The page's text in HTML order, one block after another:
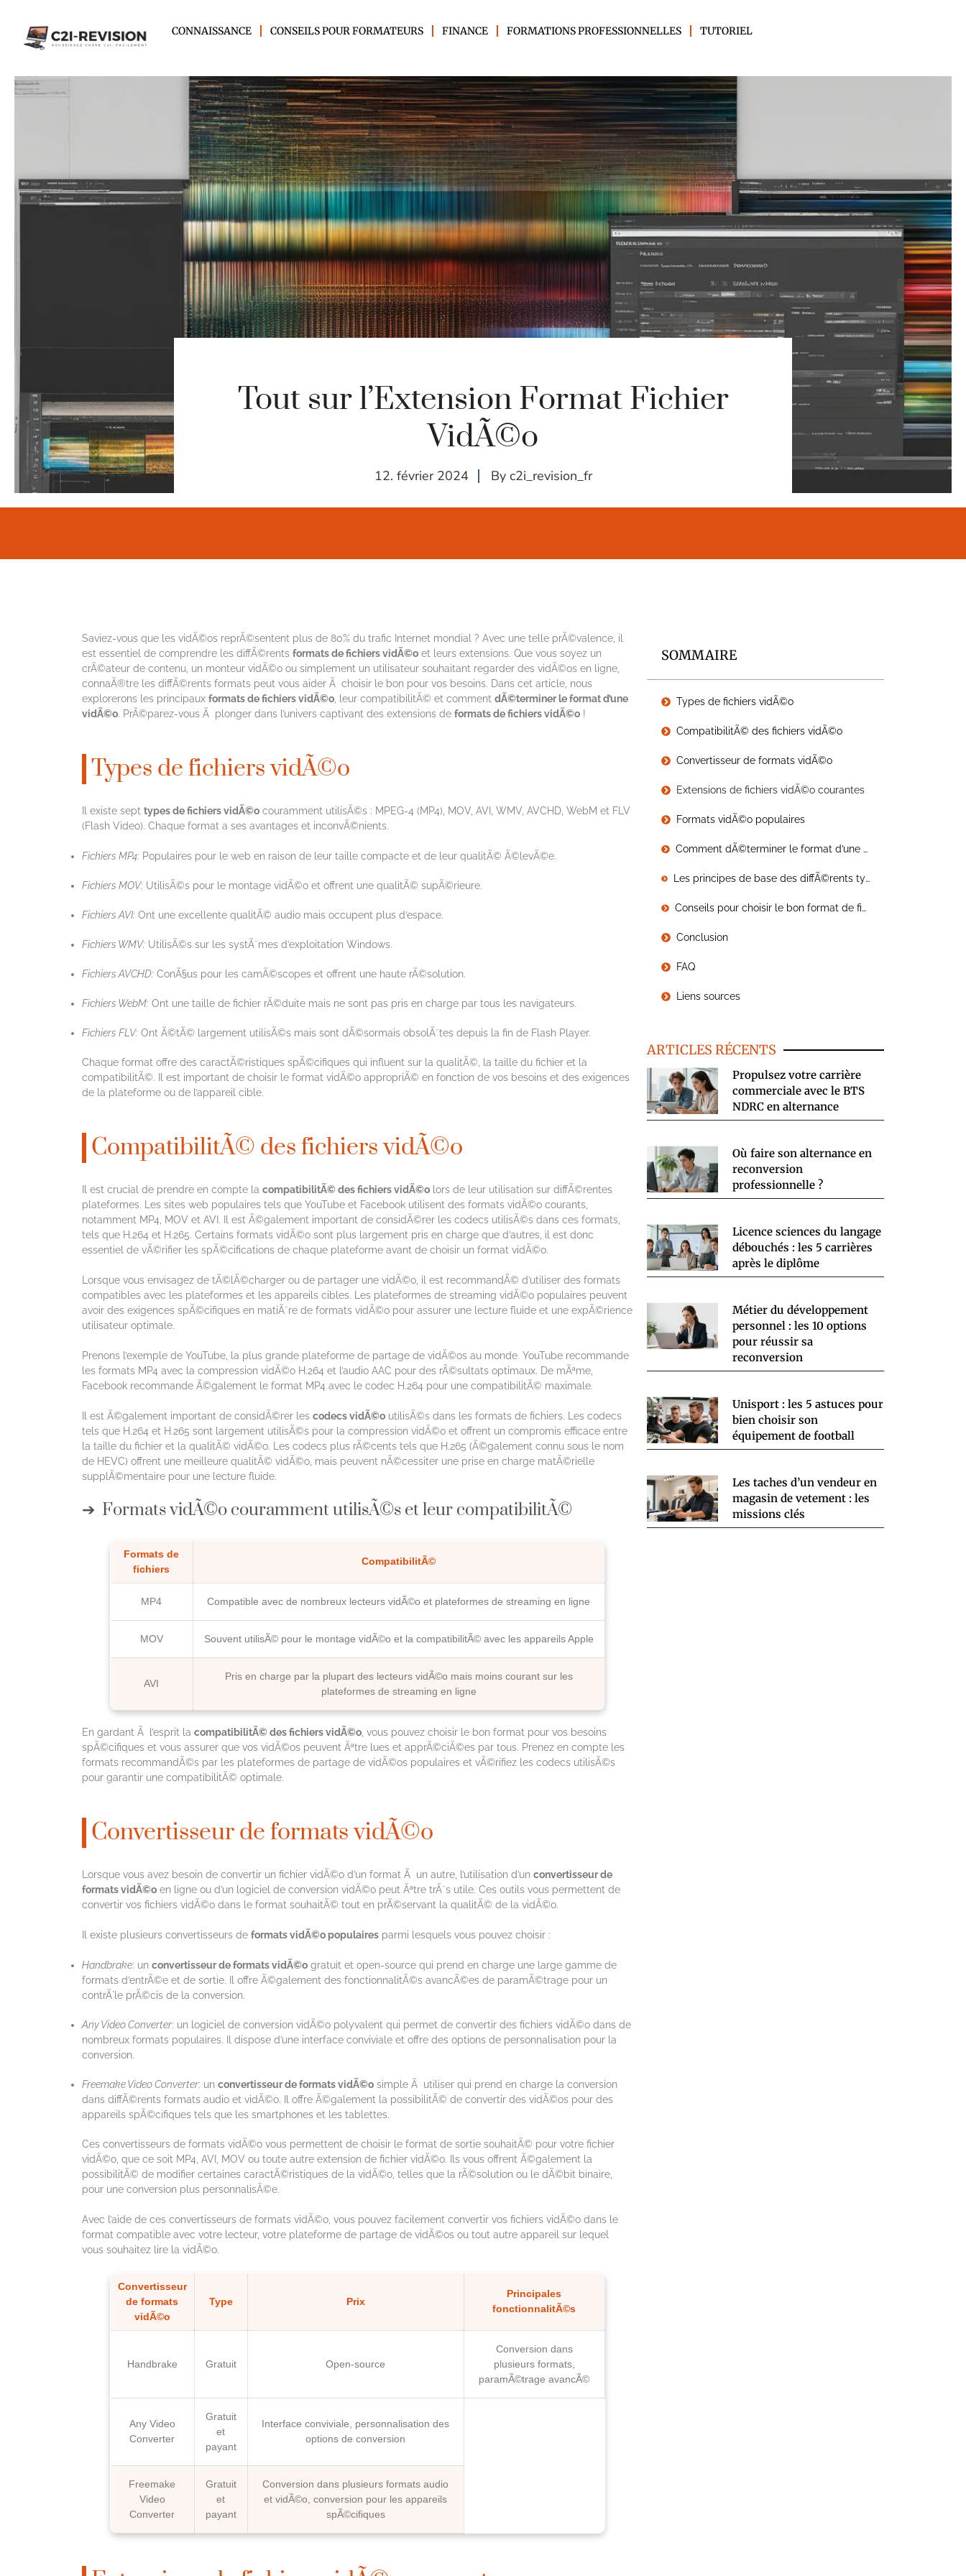
CONNAISSANCE CONSEILS POUR FORMATEURS FINANCE FORMATIONS PROFESSIONNELLES TUTORIEL
Tout sur l’Extension Format Fichier
VidÃ©o
12. février 2024 By c2i_revision_fr
Saviez-vous que les vidÃ©os reprÃ©sentent plus de 80% du trafic Internet mondial ? Avec une telle prÃ©valence, il
est essentiel de comprendre les diffÃ©rents formats de fichiers vidÃ©o et leurs extensions. Que vous soyez un
crÃ©ateur de contenu, un monteur vidÃ©o ou simplement un utilisateur souhaitant regarder des vidÃ©os en ligne,
connaÃ®tre les diffÃ©rents formats peut vous aider Ã choisir le bon pour vos besoins. Dans cet article, nous
explorerons les principaux formats de fichiers vidÃ©o , leur compatibilitÃ© et comment dÃ©terminer le format d’une
vidÃ©o. PrÃ©parez-vous Ã plonger dans l’univers captivant des extensions de formats de fichiers vidÃ©o !
Types de fichiers vidÃ©o
Il existe sept types de fichiers vidÃ©o couramment utilisÃ©s : MPEG-4 (MP4), MOV, AVI, WMV, AVCHD, WebM et FLV
(Flash Video). Chaque format a ses avantages et inconvÃ©nients.
Fichiers MP4: Populaires pour le web en raison de leur taille compacte et de leur qualitÃ© Ã©levÃ©e.
Fichiers MOV: UtilisÃ©s pour le montage vidÃ©o et offrent une qualitÃ© supÃ©rieure.
Fichiers AVI: Ont une excellente qualitÃ© audio mais occupent plus d’espace.
Fichiers WMV: UtilisÃ©s sur les systÃ¨mes d’exploitation Windows.
Fichiers AVCHD: ConÃ§us pour les camÃ©scopes et offrent une haute rÃ©solution.
Fichiers WebM: Ont une taille de fichier rÃ©duite mais ne sont pas pris en charge par tous les navigateurs.
Fichiers FLV: Ont Ã©tÃ© largement utilisÃ©s mais sont dÃ©sormais obsolÃ¨tes depuis la fin de Flash Player.
Chaque format offre des caractÃ©ristiques spÃ©cifiques qui influent sur la qualitÃ©, la taille du fichier et la
compatibilitÃ©. Il est important de choisir le format vidÃ©o appropriÃ© en fonction de vos besoins et des exigences
de la plateforme ou de l’appareil cible.
CompatibilitÃ© des fichiers vidÃ©o
Il est crucial de prendre en compte la compatibilitÃ© des fichiers vidÃ©o lors de leur utilisation sur diffÃ©rentes
plateformes. Les sites web populaires tels que YouTube et Facebook utilisent des formats vidÃ©o courants,
notamment MP4, MOV et AVI. Il est Ã©galement important de considÃ©rer les codecs utilisÃ©s dans ces formats,
tels que H.264 et H.265. Certains formats vidÃ©o sont plus largement pris en charge que d’autres, il est donc
essentiel de vÃ©rifier les spÃ©cifications de chaque plateforme avant de choisir un format vidÃ©o.
Lorsque vous envisagez de tÃ©lÃ©charger ou de partager une vidÃ©o, il est recommandÃ© d’utiliser des formats
compatibles avec les plateformes et les appareils cibles. Les plateformes de streaming vidÃ©o populaires peuvent
avoir des exigences spÃ©cifiques en matiÃ¨re de formats vidÃ©o pour assurer une lecture fluide et une expÃ©rience
utilisateur optimale.
Prenons l’exemple de YouTube, la plus grande plateforme de partage de vidÃ©os au monde. YouTube recommande
les formats MP4 avec la compression vidÃ©o H.264 et l’audio AAC pour des rÃ©sultats optimaux. De mÃªme,
Facebook recommande Ã©galement le format MP4 avec le codec H.264 pour une compatibilitÃ© maximale.
Il est Ã©galement important de considÃ©rer les codecs vidÃ©o utilisÃ©s dans les formats de fichiers. Les codecs
tels que H.264 et H.265 sont largement utilisÃ©s pour la compression vidÃ©o et offrent un compromis efficace entre
la taille du fichier et la qualitÃ© vidÃ©o. Les codecs plus rÃ©cents tels que H.265 (Ã©galement connu sous le nom
de HEVC) offrent une meilleure qualitÃ© vidÃ©o, mais peuvent nÃ©cessiter une prise en charge matÃ©rielle
supplÃ©mentaire pour une lecture fluide.
Formats vidÃ©o couramment utilisÃ©s et leur compatibilitÃ©
Formats de
fichiers
CompatibilitÃ©
MP4 Compatible avec de nombreux lecteurs vidÃ©o et plateformes de streaming en ligne
MOV Souvent utilisÃ© pour le montage vidÃ©o et la compatibilitÃ© avec les appareils Apple
AVI
Pris en charge par la plupart des lecteurs vidÃ©o mais moins courant sur les
plateformes de streaming en ligne
En gardant Ã l’esprit la compatibilitÃ© des fichiers vidÃ©o , vous pouvez choisir le bon format pour vos besoins
spÃ©cifiques et vous assurer que vos vidÃ©os peuvent Ãªtre lues et apprÃ©ciÃ©es par tous. Prenez en compte les
formats recommandÃ©s par les plateformes de partage de vidÃ©os populaires et vÃ©rifiez les codecs utilisÃ©s
pour garantir une compatibilitÃ© optimale.
Convertisseur de formats vidÃ©o
Lorsque vous avez besoin de convertir un fichier vidÃ©o d’un format Ã un autre, l’utilisation d’un convertisseur de
formats vidÃ©o en ligne ou d’un logiciel de conversion vidÃ©o peut Ãªtre trÃ¨s utile. Ces outils vous permettent de
convertir vos fichiers vidÃ©o dans le format souhaitÃ© tout en prÃ©servant la qualitÃ© de la vidÃ©o.
Il existe plusieurs convertisseurs de formats vidÃ©o populaires parmi lesquels vous pouvez choisir :
Handbrake: un convertisseur de formats vidÃ©o gratuit et open-source qui prend en charge une large gamme de
formats d’entrÃ©e et de sortie. Il offre Ã©galement des fonctionnalitÃ©s avancÃ©es de paramÃ©trage pour un
contrÃ´le prÃ©cis de la conversion.
Any Video Converter: un logiciel de conversion vidÃ©o polyvalent qui permet de convertir des fichiers vidÃ©o dans de
nombreux formats populaires. Il dispose d’une interface conviviale et offre des options de personnalisation pour la
conversion.
Freemake Video Converter: un convertisseur de formats vidÃ©o simple Ã utiliser qui prend en charge la conversion
dans diffÃ©rents formats audio et vidÃ©o. Il offre Ã©galement la possibilitÃ© de convertir des vidÃ©os pour des
appareils spÃ©cifiques tels que les smartphones et les tablettes.
Ces convertisseurs de formats vidÃ©o vous permettent de choisir le format de sortie souhaitÃ© pour votre fichier
vidÃ©o, que ce soit MP4, AVI, MOV ou toute autre extension de fichier vidÃ©o. Ils vous offrent Ã©galement la
possibilitÃ© de modifier certaines caractÃ©ristiques de la vidÃ©o, telles que la rÃ©solution ou le dÃ©bit binaire,
pour une conversion plus personnalisÃ©e.
Avec l’aide de ces convertisseurs de formats vidÃ©o, vous pouvez facilement convertir vos fichiers vidÃ©o dans le
format compatible avec votre lecteur, votre plateforme de partage de vidÃ©os ou tout autre appareil sur lequel
vous souhaitez lire la vidÃ©o.
Convertisseur
de formats
vidÃ©o
Type Prix
Principales
fonctionnalitÃ©s
Handbrake Gratuit Open-source
Conversion dans
plusieurs formats,
paramÃ©trage avancÃ©
Any Video
Converter
Gratuit
et
payant
Interface conviviale, personnalisation des
options de conversion
Freemake
Video
Converter
Gratuit
et
payant
Conversion dans plusieurs formats audio
et vidÃ©o, conversion pour les appareils
spÃ©cifiques
SOMMAIRE
Types de fichiers vidÃ©o
CompatibilitÃ© des fichiers vidÃ©o
Convertisseur de formats vidÃ©o
Extensions de fichiers vidÃ©o courantes
Formats vidÃ©o populaires
Comment dÃ©terminer le format d’une vidÃ©o
Les principes de base des diffÃ©rents types de fichiers vidÃ©o
Conseils pour choisir le bon format de fichier vidÃ©o
Conclusion
FAQ
Liens sources
ARTICLES RÉCENTS
Propulsez votre carrière
commerciale avec le BTS
NDRC en alternance
Où faire son alternance en
reconversion
professionnelle ?
Licence sciences du langage
débouchés : les 5 carrières
après le diplôme
Métier du développement
personnel : les 10 options
pour réussir sa
reconversion
Unisport : les 5 astuces pour
bien choisir son
équipement de football
Les taches d’un vendeur en
magasin de vetement : les
missions clés